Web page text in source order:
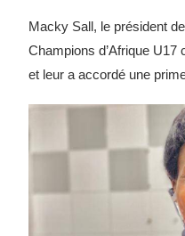
Macky Sall, le président
Champions d’Afrique
et leur a accordé une